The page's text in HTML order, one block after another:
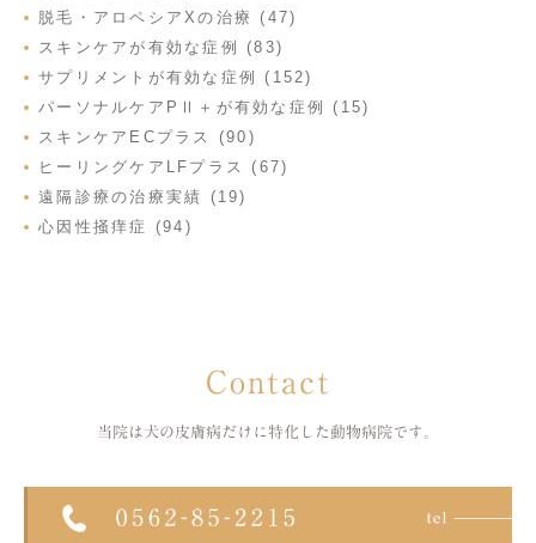
脱毛・アロペシアXの治療 (47)
スキンケアが有効な症例 (83)
サプリメントが有効な症例 (152)
パーソナルケアPⅡ＋が有効な症例 (15)
スキンケアECプラス (90)
ヒーリングケアLFプラス (67)
遠隔診療の治療実績 (19)
心因性掻痒症 (94)
Contact
当院は犬の皮膚病だけに特化した 動物病院です。